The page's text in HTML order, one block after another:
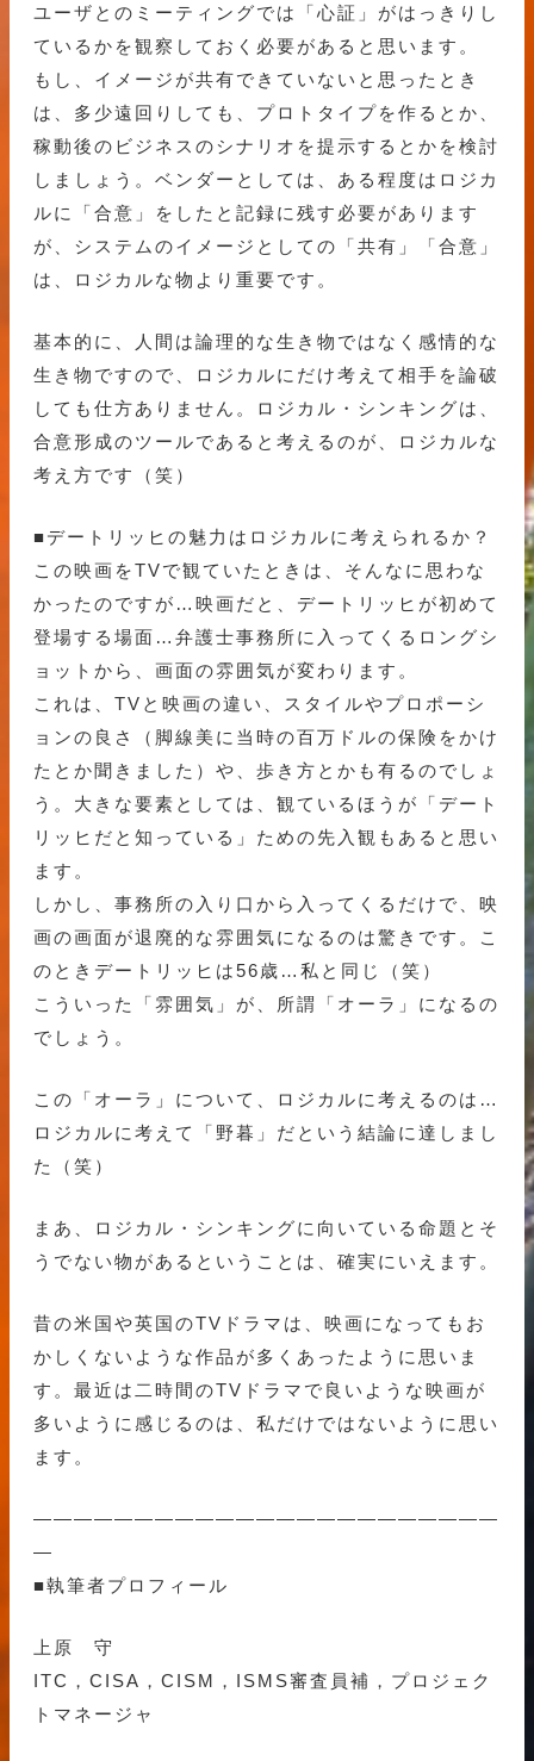
ユーザとのミーティングでは「心証」がはっきりし
ているかを観察しておく必要があると思います。
もし、イメージが共有できていないと思ったとき
は、多少遠回りしても、プロトタイプを作るとか、
稼動後のビジネスのシナリオを提示するとかを検討
しましょう。ベンダーとしては、ある程度はロジカ
ルに「合意」をしたと記録に残す必要があります
が、システムのイメージとしての「共有」「合意」
は、ロジカルな物より重要です。
基本的に、人間は論理的な生き物ではなく感情的な
生き物ですので、ロジカルにだけ考えて相手を論破
しても仕方ありません。ロジカル・シンキングは、
合意形成のツールであると考えるのが、ロジカルな
考え方です（笑）
■デートリッヒの魅力はロジカルに考えられるか？
この映画をTVで観ていたときは、そんなに思わな
かったのですが…映画だと、デートリッヒが初めて
登場する場面…弁護士事務所に入ってくるロングシ
ョットから、画面の雰囲気が変わります。
これは、TVと映画の違い、スタイルやプロポーシ
ョンの良さ（脚線美に当時の百万ドルの保険をかけ
たとか聞きました）や、歩き方とかも有るのでしょ
う。大きな要素としては、観ているほうが「デート
リッヒだと知っている」ための先入観もあると思い
ます。
しかし、事務所の入り口から入ってくるだけで、映
画の画面が退廃的な雰囲気になるのは驚きです。こ
のときデートリッヒは56歳…私と同じ（笑）
こういった「雰囲気」が、所謂「オーラ」になるの
でしょう。
この「オーラ」について、ロジカルに考えるのは…
ロジカルに考えて「野暮」だという結論に達しまし
た（笑）
まあ、ロジカル・シンキングに向いている命題とそ
うでない物があるということは、確実にいえます。
昔の米国や英国のTVドラマは、映画になってもお
かしくないような作品が多くあったように思いま
す。最近は二時間のTVドラマで良いような映画が
多いように感じるのは、私だけではないように思い
ます。
———————————————————————
—
■執筆者プロフィール
上原 守
ITC，CISA，CISM，ISMS審査員補，プロジェク
トマネージャ